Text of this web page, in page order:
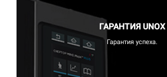
ГАРАНТИЯ UNOX
Гарантия успеха.